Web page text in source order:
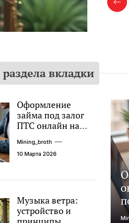
доступна
ветра — колокольчики
устройство,
вкладки
Оформление
займа под залог
ПТС онлайн на
офис: порядок,
требования и
Mining_broth
10 Марта 2026
Музыка ветра:
устройство и